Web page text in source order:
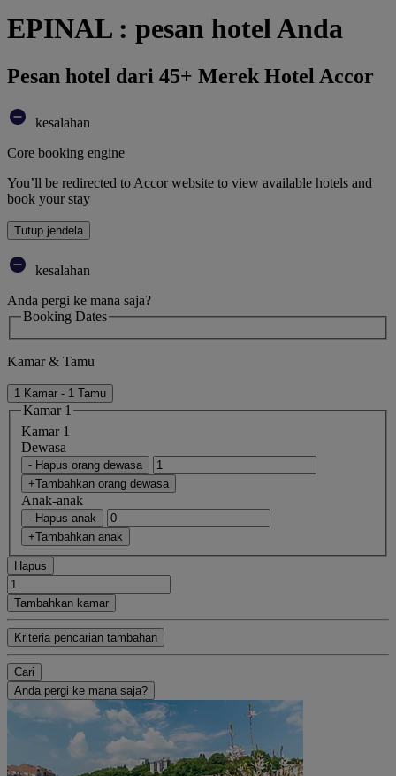
EPINAL : pesan hotel Anda
Pesan hotel dari 45+ Merek Hotel Accor
kesalahan
Core booking engine
You’ll be redirected to Accor website to view available hotels and
book your stay
Tutup jendela
kesalahan
Anda pergi ke mana saja?
Booking Dates
Kamar & Tamu
1 Kamar - 1 Tamu
Kamar 1
Kamar 1
Dewasa
- Hapus orang dewasa
+Tambahkan orang dewasa
Anak-anak
- Hapus anak
+Tambahkan anak
Hapus
Tambahkan kamar
Kriteria pencarian tambahan
Cari
Anda pergi ke mana saja?